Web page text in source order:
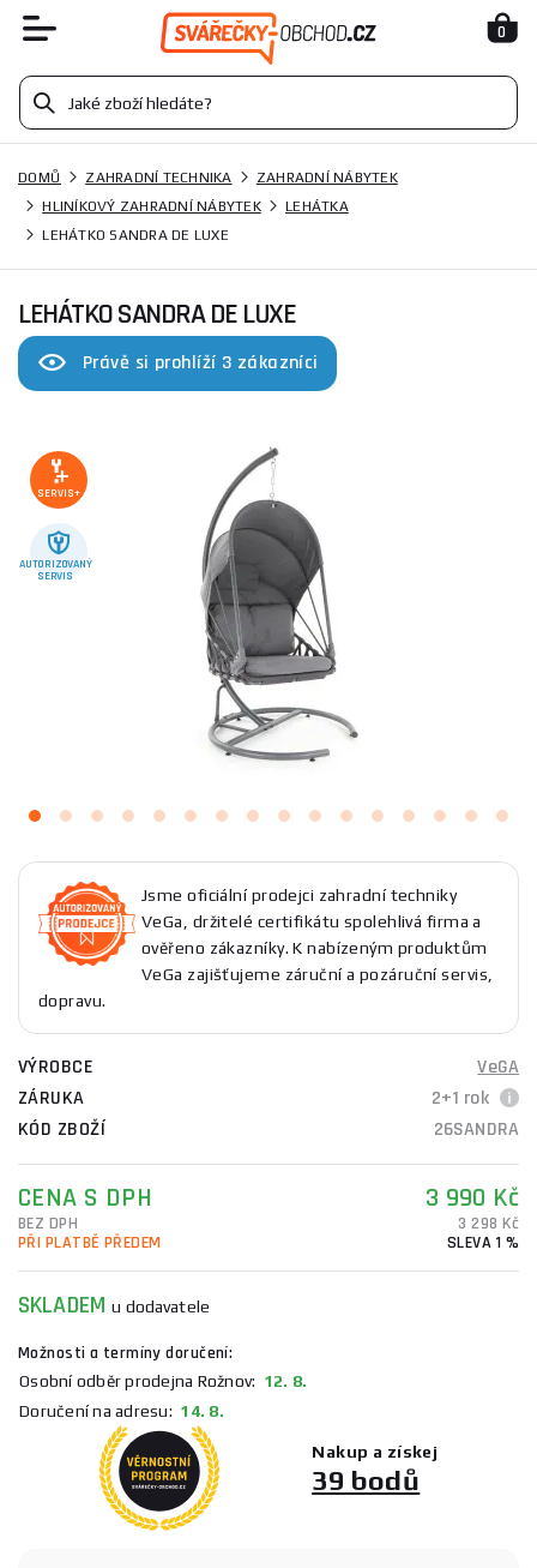
0
DOMŮ ZAHRADNÍ TECHNIKA
ZAHRADNÍ NÁBYTEK
HLINÍKOVÝ ZAHRADNÍ NÁBYTEK
LEHÁTKA
LEHÁTKO SANDRA DE LUXE
LEHÁTKO SANDRA DE LUXE
Právě si prohlíží 3 zákazníci
SERVIS+
AUTORIZOVANÝ
SERVIS
Jsme oficiální prodejci zahradní techniky
VeGa, držitelé certifikátu spolehlivá firma a
ověřeno zákazníky. K nabízeným produktům
VeGa zajišťujeme záruční a pozáruční servis,
dopravu.
VÝROBCE
VeGA
ZÁRUKA
2+1 rok
KÓD ZBOŽÍ
26SANDRA
CENA S DPH 3 990 Kč
BEZ DPH
3 298 Kč
PŘI PLATBĚ PŘEDEM
SLEVA 1 %
SKLADEMu dodavatele
Možnosti a termíny doručení:
Osobní odběr prodejna Rožnov: 12. 8.
Doručení na adresu: 14. 8.
Nakup a získej
39 bodů